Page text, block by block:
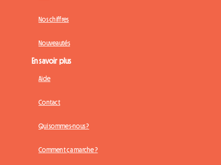
Nos chiffres
Nouveautés
En savoir plus
Aide
Contact
Qui sommes-nous ?
Comment ça marche ?